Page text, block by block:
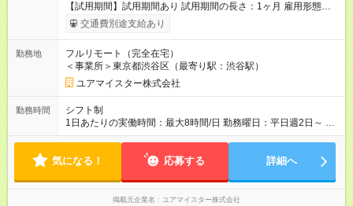
【試用期間】試用期間あり 試用期間の長さ：1ヶ月 雇用形態、
給与は本採用時と同じです。
交通費別途支給あり
勤務地
フルリモート（完全在宅）
＜事業所＞東京都渋谷区（最寄り駅：渋谷駅）
ユアマイスター株式会社
勤務時間
シフト制
1日あたりの実働時間：最大8時間/日 勤務曜日：平日週2日～ 勤
務時間：9:00～18:00の間で5時間～ご勤務いただける方 柔軟に
気になる！ 応募する 詳細へ
掲載元企業名 ユアマイスター株式会社